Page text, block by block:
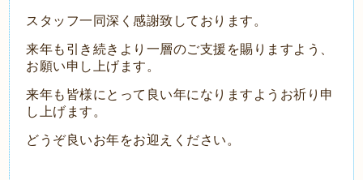
スタッフ一同深く感謝致しております。
来年も引き続きより一層のご支援を賜りますよう、
お願い申し上げます。
来年も皆様にとって良い年になりますようお祈り申
し上げます。
どうぞ良いお年をお迎えください。